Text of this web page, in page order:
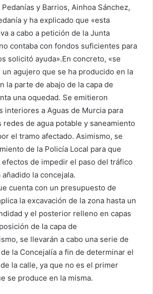
y Barrios, Ainhoa Sánchez,
y ha explicado que «esta
a cabo a petición de la Junta
contaba con fondos suficientes para
solicitó ayuda».En concreto, «se
agujero que se ha producido en la
la parte de abajo de la capa de
una oquedad. Se emitieron
interiores a Aguas de Murcia para
redes de agua potable y saneamiento
el tramo afectado. Asimismo, se
de la Policía Local para que
efectos de impedir el paso del tráfico
la concejala.
cuenta con un presupuesto de
la excavación de la zona hasta un
y el posterior relleno en capas
de la capa de
se llevarán a cabo una serie de
la Concejalía a fin de determinar el
la calle, ya que no es el primer
se produce en la misma.